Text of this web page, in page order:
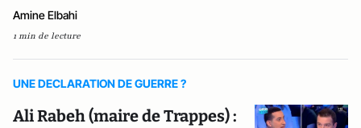
Amine Elbahi
1 min de lecture
UNE DECLARATION DE GUERRE ?
Ali Rabeh (maire de Trappes) :